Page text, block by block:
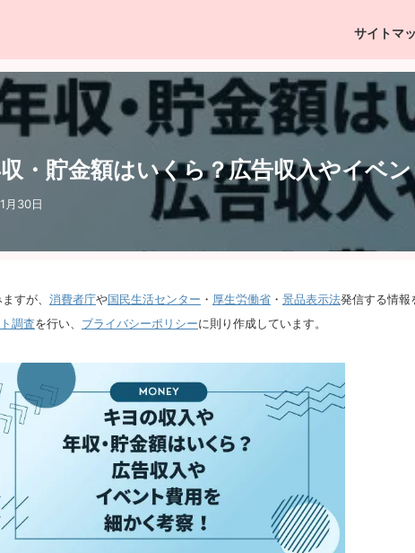
サイトマ
・貯金額はいくら？広告収入やイベ
月30日
すが、 消費者庁や国民生活センター ・ 厚生労働省 ・ 景品表示法発信する情報
調査を行い、 ブライバシーポリシーに則り作成しています。